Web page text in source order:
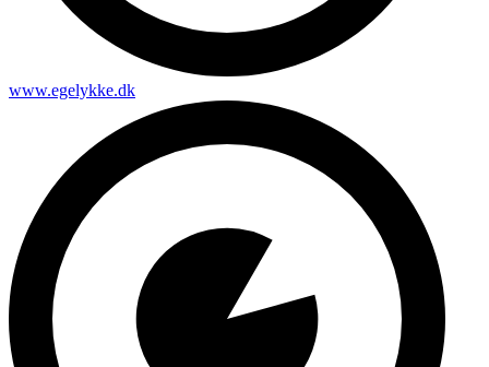
www.egelykke.dk